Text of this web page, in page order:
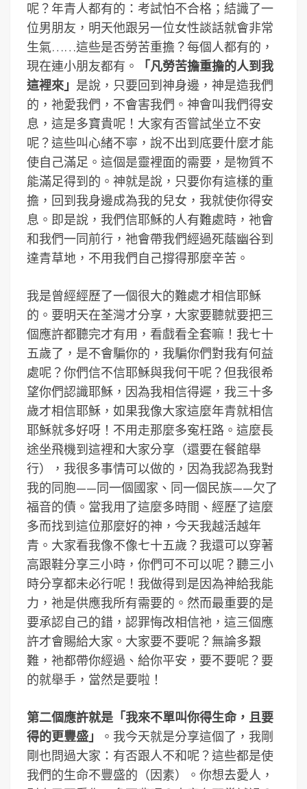
呢？年青人都有的：考試怕不合格；結識了一
位男朋友，明天他跟另一位女性談話就會非常
生氣……這些是否勞苦重擔？每個人都有的，
現在連小朋友都有。
「凡勞苦擔重擔的人到我
這裡來」 是說，只要回到神身邊，神是造我們
的，祂愛我們，不會害我們。神會叫我們得安
息，這是多寶貴呢！大家有否嘗試坐立不安
呢？這些叫心緒不寧，說不出到底要什麼才能
使自己滿足。這個是靈裡面的需要，是物質不
能滿足得到的。神就是說，只要你有這樣的重
擔，回到我身邊成為我的兒女，我就使你得安
息。即是說，我們信耶穌的人有難處時，祂會
和我們一同前行，祂會帶我們經過死蔭幽谷到
達青草地，不用我們自己撐得那麼辛苦。
我是曾經經歷了一個很大的難處才相信耶穌
的。要明天在荃灣才分享，大家要聽就要把三
個應許都聽完才有用，看戲看全套嘛！我七十
五歲了，是不會騙你的，我騙你們對我有何益
處呢？你們信不信耶穌與我何干呢？但我很希
望你們認識耶穌，因為我相信得遲，我三十多
歲才相信耶穌，如果我像大家這麼年青就相信
耶穌就多好呀！不用走那麼多寃枉路。這麼長
途坐飛機到這裡和大家分享（還要在餐館舉
行），我很多事情可以做的，因為我認為我對
我的同胞——同一個國家、同一個民族——欠了
福音的債。當我用了這麼多時間、經歷了這麼
多而找到這位那麼好的神，今天我越活越年
青。大家看我像不像七十五歲？我還可以穿著
高跟鞋分享三小時，你們可不可以呢？聽三小
時分享都未必行呢！我做得到是因為神給我能
力，祂是供應我所有需要的。然而最重要的是
要承認自己的錯，認罪悔改相信祂，這三個應
許才會賜給大家。大家要不要呢？無論多艱
難，祂都帶你經過、給你平安，要不要呢？要
的就舉手，當然是要啦！
第二個應許就是「我來不單叫你得生命，且要
得的更豐盛」
。我今天就是分享這個了，我剛
剛也問過大家：有否跟人不和呢？這些都是使
我們的生命不豐盛的（因素）。你想去愛人，